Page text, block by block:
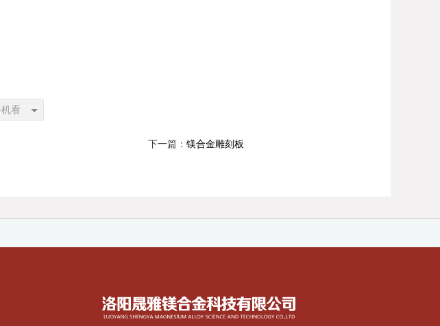
机看
下一篇：镁合金雕刻板